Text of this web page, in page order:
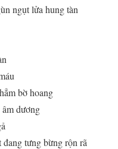
ngụt lửa hung tàn
bờ hoang
dương
tưng bừng rộn rã